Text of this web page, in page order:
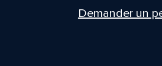
Demander un